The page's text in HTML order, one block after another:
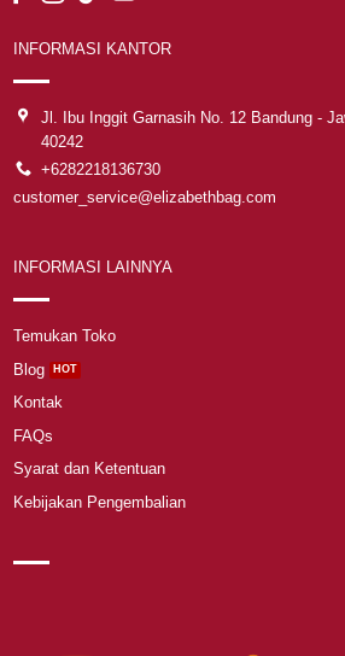
INFORMASI KANTOR
Jl. Ibu Inggit Garnasih No. 12 Bandung -
40242
+6282218136730
customer_service@elizabethbag.com
INFORMASI LAINNYA
Temukan Toko
Blog
Kontak
FAQs
Syarat dan Ketentuan
Kebijakan Pengembalian